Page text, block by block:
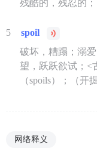
残酷的，残忍的
5
spoil
破坏，糟蹋；溺
望，跃跃欲试；<
（spoils）；（开
网络释义